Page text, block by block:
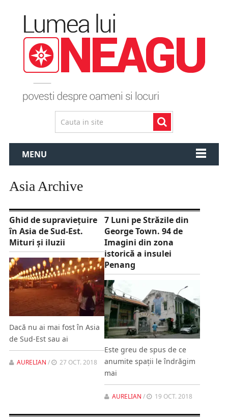
MENU
Asia Archive
Ghid de supravieţuire
în Asia de Sud-Est.
Mituri şi iluzii
Dacă nu ai mai fost în Asia
de Sud-Est sau ai
AURELIAN / 27 OCT. 2018
7 Luni pe Străzile din
George Town. 94 de
Imagini din zona
istorică a insulei
Penang
Este greu de spus de ce
anumite spaţii le îndrăgim
mai
AURELIAN / 19 OCT. 2018